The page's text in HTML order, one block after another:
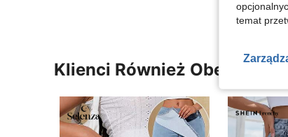
Klienci Również Obejrzeli
temat